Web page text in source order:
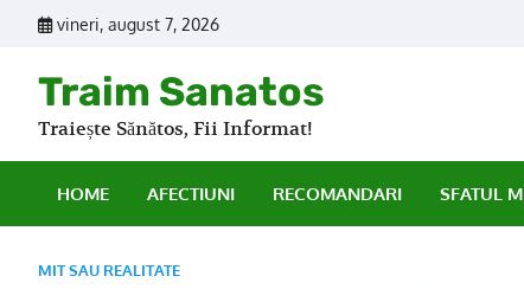
vineri, august 7, 2026
Traim Sanatos
Traiește Sănătos, Fii Informat!
HOME AFECTIUNI RECOMANDARI SFATUL
MIT SAU REALITATE